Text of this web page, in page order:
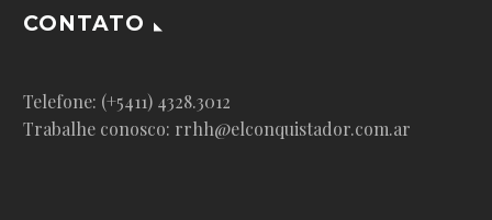
CONTATO
Telefone: (+5411) 4328.3012
Trabalhe conosco: rrhh@elconquistador.com.ar